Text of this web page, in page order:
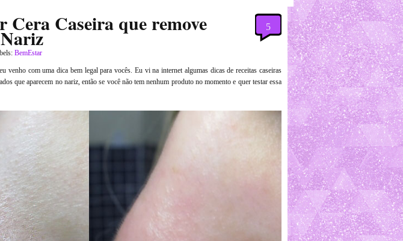
5
Cera Caseira que remove
BemEstar
venho com uma dica bem legal para vocês. Eu vi na internet algumas dicas de receitas caseiras
que aparecem no nariz, então se você não tem nenhum produto no momento e quer testar essa